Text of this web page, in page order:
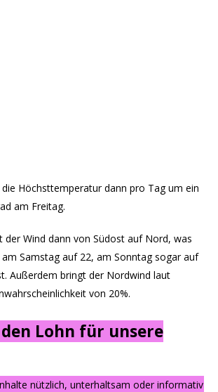
Höchsttemperatur dann pro Tag um ein
am Freitag.
der Wind dann von Südost auf Nord, was
Samstag auf 22, am Sonntag sogar auf
Außerdem bringt der Nordwind laut
von 20%.
Lohn für unsere
nützlich, unterhaltsam oder informativ